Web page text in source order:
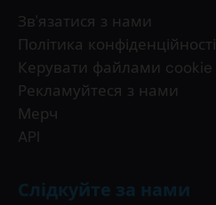
Зв'язатися з нами
Політика конфіденційності
Керувати файлами cookie
Рекламуйтеся з нами
Мерч
API
Слідкуйте за нами